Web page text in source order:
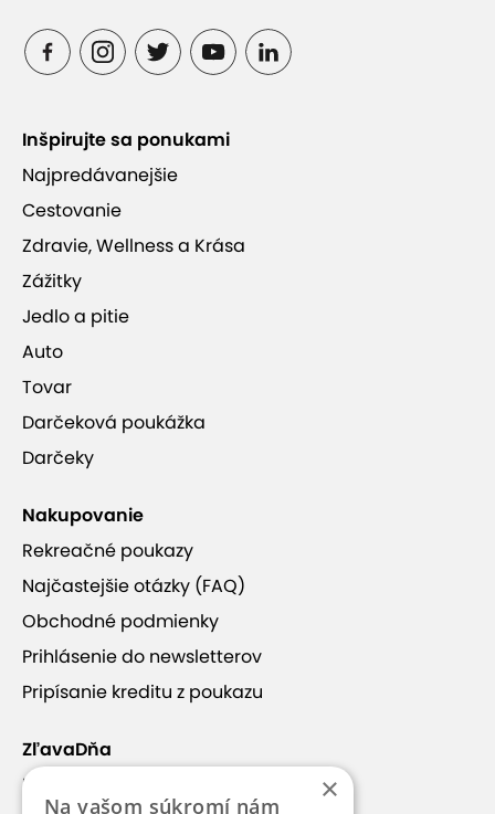
Inšpirujte sa ponukami
Najpredávanejšie
Cestovanie
Zdravie, Wellness a Krása
Zážitky
Jedlo a pitie
Auto
Tovar
Darčeková poukážka
Darčeky
Nakupovanie
Rekreačné poukazy
Najčastejšie otázky (FAQ)
Obchodné podmienky
Prihlásenie do newsletterov
Pripísanie kreditu z poukazu
ZľavaDňa
Náš príbeh
×
Na vašom súkromí nám